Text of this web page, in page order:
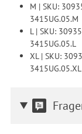
M | SKU:
3415UG.05.M
L | SKU:
3415UG.05.L
XL | SKU:
3415UG.05.XL